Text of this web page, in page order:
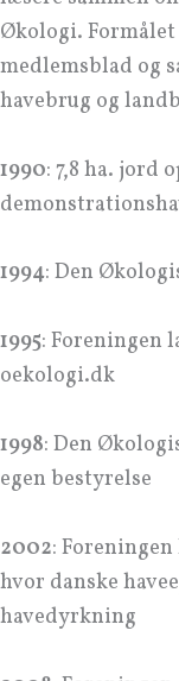
Økologi.
medlemsblad og
havebrug og
1990: 7,8 ha. jord
1994: Den
1995: Foreningen
oekologi.dk
1998: Den
egen bestyrelse
2002:
hvor danske
havedyrkning